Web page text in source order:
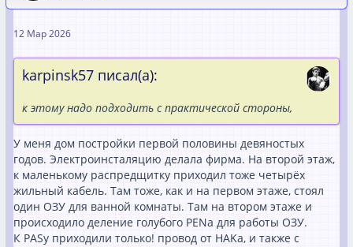
12 Мар 2026
karpinsk57 писал(а):
к этому надо подходить с практической стороны,
У меня дом постройки первой половины девяностых
годов. Электроинсталяцию делала фирма. На второй этаж,
к маленькому распредщитку приходил тоже четырёх
жильный кабель. Там тоже, как и на первом этаже, стоял
один ОЗУ для ванной комнаты. Там на втором этаже и
происходило деление голубого PENа для работы ОЗУ.
К PASу приходили только! провод от HAKа, и также с